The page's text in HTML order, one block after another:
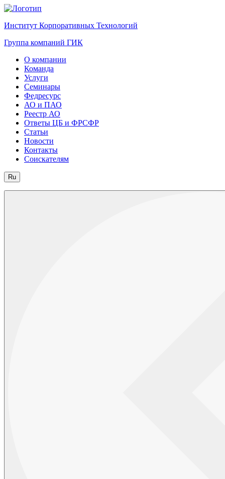
Институт Корпоративных Технологий
Группа компаний ГИК
О компании
Команда
Услуги
Семинары
Федресурс
АО и ПАО
Реестр АО
Ответы ЦБ и ФРСФР
Статьи
Новости
Контакты
Соискателям
Ru